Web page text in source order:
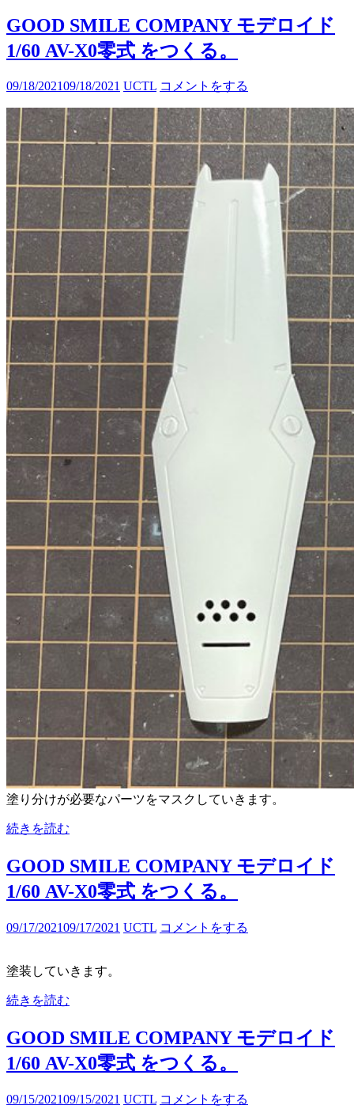
GOOD SMILE COMPANY モデロイド
1/60 AV-X0零式 をつくる。
09/18/202109/18/2021 UCTL コメントをする
塗り分けが必要なパーツをマスクしていきます。
続きを読む
GOOD SMILE COMPANY モデロイド
1/60 AV-X0零式 をつくる。
09/17/202109/17/2021 UCTL コメントをする
塗装していきます。
続きを読む
GOOD SMILE COMPANY モデロイド
1/60 AV-X0零式 をつくる。
09/15/202109/15/2021 UCTL コメントをする